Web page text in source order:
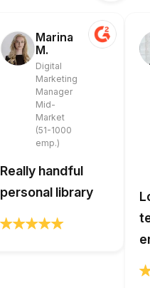
Marina
M.
Digital
Marketing
Manager
Mid-
Market
(51-1000
emp.)
Really handful
personal library